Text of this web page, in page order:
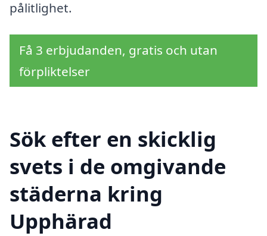
pålitlighet.
Få 3 erbjudanden, gratis och utan
förpliktelser
Sök efter en skicklig
svets i de omgivande
städerna kring
Upphärad